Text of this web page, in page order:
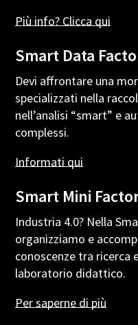
Più info? Clicca qui
Smart Data
Devi affrontare una
specializzati nella
nell’analisi “smart” e
complessi.
Informati qui
Smart Mini
Industria 4.0? Nella
organizziamo e
conoscenze tra ricerca
laboratorio didattico.
Persaperne di più